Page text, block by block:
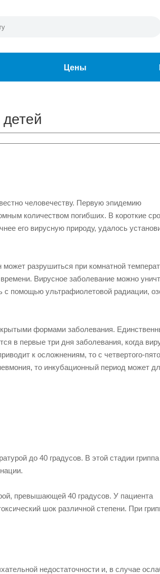
Цены
человечеству. Первую эпидемию
количеством погибших. В короткие
его вирусную природу, удалось
разрушиться при комнатной
Вирусное заболевание можно
помощью ультрафиолетовой радиации,
формами заболевания.
в первые три дня заболевания, когда
к осложнениям, то с четвертого-
то инкубационный период может
до 40 градусов. В этой стадии гриппа
превышающей 40 градусов. У пациента
шок различной степени. При
недостаточности и, в случае